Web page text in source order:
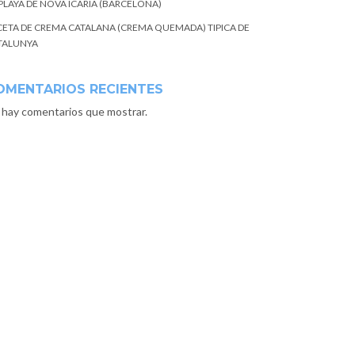
DE NOVA ICARIA (BARCELONA)
DE CREMA CATALANA (CREMA QUEMADA) TIPICA DE
RECIENTES
comentarios que mostrar.